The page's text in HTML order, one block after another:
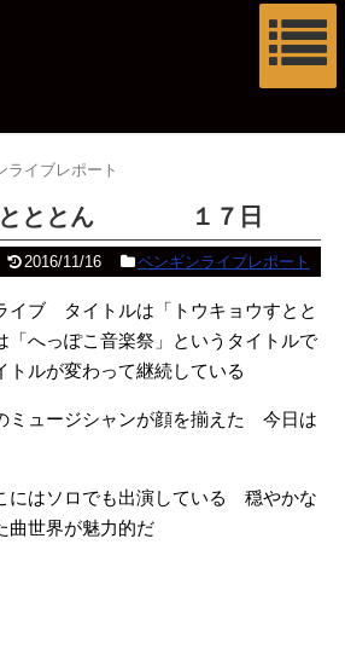
ライブレポート
ととととん １７日
2016/11/16 ペンギンライブレポート
イブ タイトルは「トウキョウすとと
へっぽこ音楽祭」というタイトルで
トルが変わって継続している
ミュージシャンが顔を揃えた 今日は
にはソロでも出演している 穏やかな
曲世界が魅力的だ